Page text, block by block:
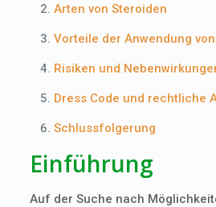
Arten von Steroiden
Vorteile der Anwendung
Risiken und
Dress Code und rechtliche
Schlussfolgerung
Einführung
Auf der Suche nach